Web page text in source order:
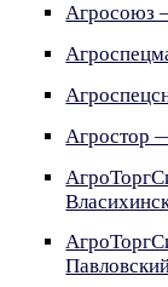
Агросоюз
Агростор